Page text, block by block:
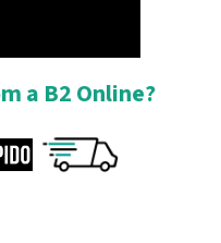
a B2 Online?